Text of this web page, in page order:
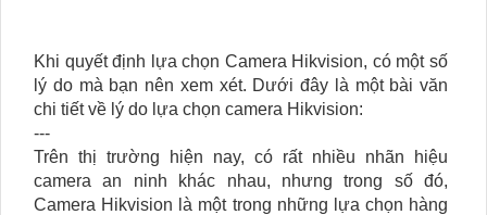
Khi quyết định lựa chọn Camera Hikvision, có một số
lý do mà bạn nên xem xét. Dưới đây là một bài văn
chi tiết về lý do lựa chọn camera Hikvision:
---
Trên thị trường hiện nay, có rất nhiều nhãn hiệu
camera an ninh khác nhau, nhưng trong số đó,
Camera Hikvision là một trong những lựa chọn hàng